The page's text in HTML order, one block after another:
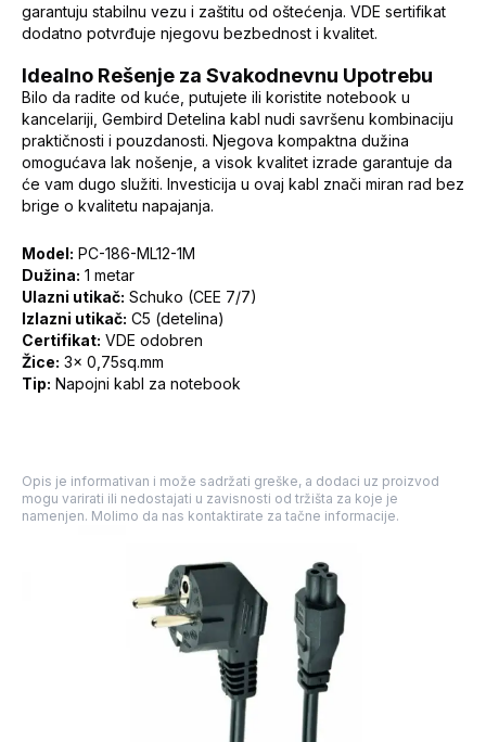
garantuju stabilnu vezu i zaštitu od oštećenja. VDE sertifikat
dodatno potvrđuje njegovu bezbednost i kvalitet.
Idealno Rešenje za Svakodnevnu Upotrebu
Bilo da radite od kuće, putujete ili koristite notebook u
kancelariji, Gembird Detelina kabl nudi savršenu kombinaciju
praktičnosti i pouzdanosti. Njegova kompaktna dužina
omogućava lak nošenje, a visok kvalitet izrade garantuje da
će vam dugo služiti. Investicija u ovaj kabl znači miran rad bez
brige o kvalitetu napajanja.
Model: PC-186-ML12-1M
Dužina: 1 metar
Ulazni utikač: Schuko (CEE 7/7)
Izlazni utikač: C5 (detelina)
Certifikat: VDE odobren
Žice: 3x 0,75sq.mm
Tip: Napojni kabl za notebook
Opis je informativan i može sadržati greške, a dodaci uz proizvod
mogu varirati ili nedostajati u zavisnosti od tržišta za koje je
namenjen. Molimo da nas kontaktirate za tačne informacije.